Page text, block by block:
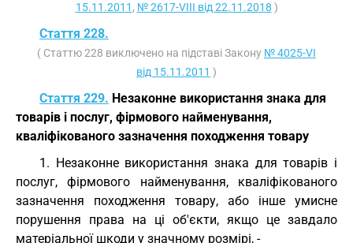
15.11.2011 , № 2617-VIII від 22.11.2018 )
Стаття 228.
( Статтю 228 виключено на підставі Закону № 4025-VI
від 15.11.2011 )
Стаття 229. Незаконне використання знака для
товарів і послуг, фірмового найменування,
кваліфікованого зазначення походження товару
1. Незаконне використання знака для товарів і
послуг, фірмового найменування, кваліфікованого
зазначення походження товару, або інше умисне
порушення права на ці об'єкти, якщо це завдало
матеріальної шкоди у значному розмірі, -